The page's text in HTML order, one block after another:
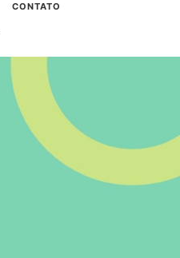
CONTATO